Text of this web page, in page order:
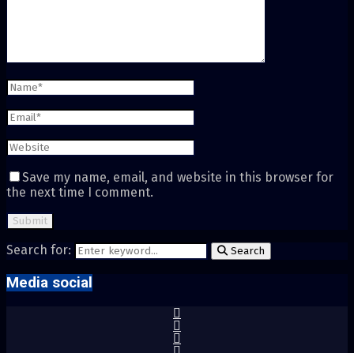
Save my name, email, and website in this browser for
the next time I comment.
Search for: Search
Media social